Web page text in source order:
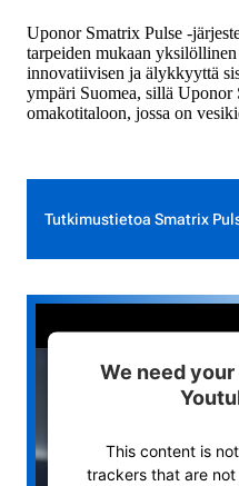
Uponor Smatrix Pulse -
tarpeiden mukaan
innovatiivisen ja älykkyyttä
ympäri Suomea, sillä Uponor
omakotitaloon, jossa on
Tutkimustietoa Smatrix
We need
This content is
trackers that are